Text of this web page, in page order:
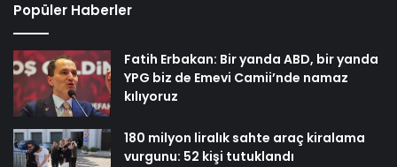
Popüler Haberler
Fatih Erbakan: Bir yanda ABD, bir yanda
YPG biz de Emevi Camii’nde namaz
kılıyoruz
180 milyon liralık sahte araç kiralama
vurgunu: 52 kişi tutuklandı